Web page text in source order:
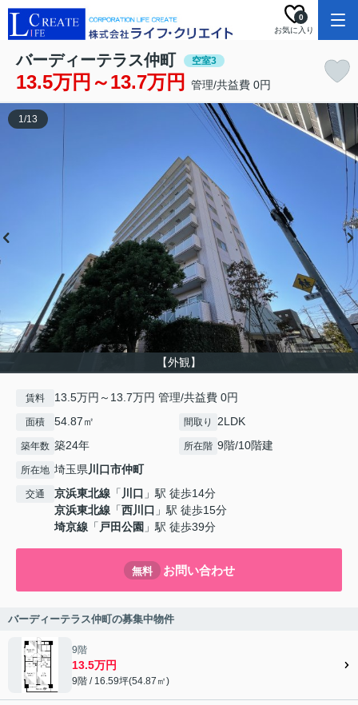
お気に入り
0
バーディーテラス仲町 空室3
13.5万円～13.7万円 管理/共益費 0円
【外観】
1/13
賃料 13.5万円～13.7万円 管理/共益費 0円
面積 54.87㎡ 間取り 2LDK
築年数 築24年 所在階 9階/10階建
所在地 埼玉県川口市仲町
交通 京浜東北線 「 川口 」駅 徒歩14分
京浜東北線 「西川口 」駅 徒歩15分
埼京線 「 戸田公園 」駅 徒歩39分
無料 お問い合わせ
バーディーテラス仲町の募集中物件
9階
13.5万円
9階 / 16.59坪(54.87㎡)